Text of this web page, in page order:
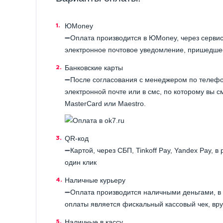
ЮMoney
➖Оплата производится в ЮMoney, через
электронное почтовое уведомление,
Банковские карты
➖После согласования с менеджером по
электронной почте или в смс, по которому вы
MasterCard или Maestro.
QR-код
➖Картой, через СБП, Tinkoff Pay, Yandex Pay,
один клик
Наличные курьеру
➖Оплата производится наличными деньгами,
оплаты является фискальный кассовый чек,